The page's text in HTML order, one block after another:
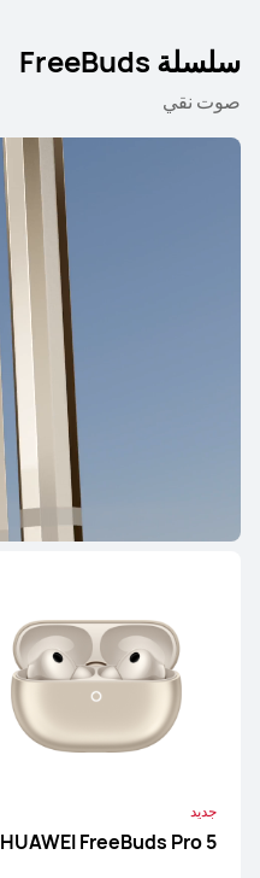
سلسلة FreeBuds
صوت نقي
جديد
HUAWEI FreeBuds Pro 5